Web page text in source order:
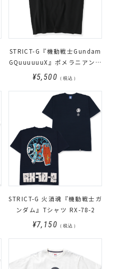
STRICT-G『機動戦士Gundam
GQuuuuuuX』ポメラニアンズ
マーク サガラTシャツ
¥5,500 （税込）
STRICT-G 火消魂『機動戦士ガ
ンダム』Tシャツ RX-78-2
¥7,150 （税込）